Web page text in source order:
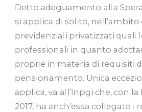
Detto adeguamento alla
si applica di solito,
previdenziali privatizzati quali
professionali in quanto
proprie in materia di requisiti
pensionamento. Unica
applica, va all’Inpgi che, con la
2017, ha anch’essa collegato i